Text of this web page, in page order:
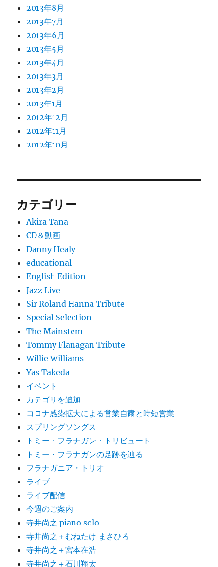
2013年8月
2013年7月
2013年6月
2013年5月
2013年4月
2013年3月
2013年2月
2013年1月
2012年12月
2012年11月
2012年10月
カテゴリー
Akira Tana
CD＆動画
Danny Healy
educational
English Edition
Jazz Live
Sir Roland Hanna Tribute
Special Selection
The Mainstem
Tommy Flanagan Tribute
Willie Williams
Yas Takeda
イベント
カテゴリを追加
コロナ感染拡大による営業自粛と時短営業
スプリングソングス
トミー・フラナガン・トリビュート
トミー・フラナガンの足跡を辿る
フラナガニア・トリオ
ライブ
ライブ配信
今週のご案内
寺井尚之 piano solo
寺井尚之＋むねたけ まさひろ
寺井尚之＋宮本在浩
寺井尚之＋石川翔太